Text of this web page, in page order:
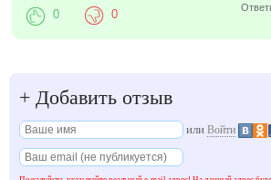
0 0
+ Добавить отзыв
или Войти